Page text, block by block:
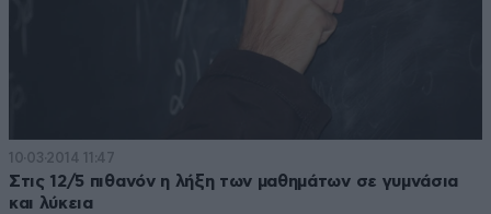
10·03·2014 11:47
Στις 12/5 πιθανόν η λήξη των μαθημάτων σε γυμνάσια
και λύκεια